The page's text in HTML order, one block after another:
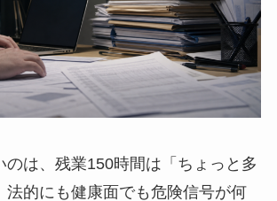
のは、残業150時間は「ちょっと多
法的にも健康面でも危険信号が何